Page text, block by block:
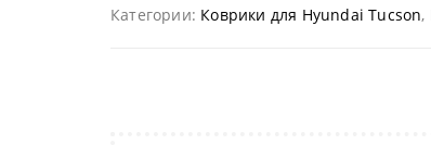
Категории: Коврики для Hyundai Tucson,